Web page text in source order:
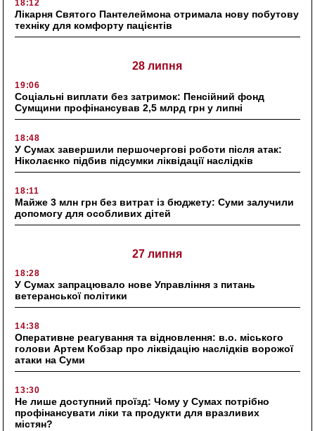
18:12
Лікарня Святого Пантелеймона отримала нову побутову
техніку для комфорту пацієнтів
28 липня
19:06
Соціальні виплати без затримок: Пенсійний фонд
Сумщини профінансував 2,5 млрд грн у липні
18:48
У Сумах завершили першочергові роботи після атак:
Ніколаєнко підбив підсумки ліквідації наслідків
18:11
Майже 3 млн грн без витрат із бюджету: Суми залучили
допомогу для особливих дітей
27 липня
18:28
У Сумах запрацювало нове Управління з питань
ветеранської політики
14:38
Оперативне реагування та відновлення: в.о. міського
голови Артем Кобзар про ліквідацію наслідків ворожої
атаки на Суми
13:30
Не лише доступний проїзд: Чому у Сумах потрібно
профінансувати ліки та продукти для вразливих
містян?